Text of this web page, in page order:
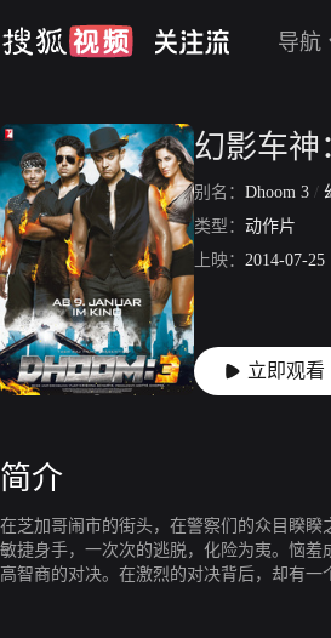
导航
幻影车神
别名： Dhoom 3 /
类型： 动作片
上映： 2014-07-25
立即观看
简介
在芝加哥闹市的街头，在警察们的众目睽
敏捷身手，一次次的逃脱，化险为夷。恼
高智商的对决。在激烈的对决背后，却有一